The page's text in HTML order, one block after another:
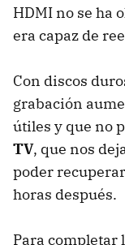
HDMI no se ha
era capaz de
Con discos
grabación
útiles y que no
TV, que nos
poder
horas después.
Para completar